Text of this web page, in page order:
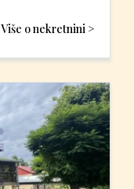
Više o nekretnini >